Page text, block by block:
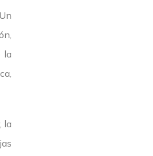
la
la